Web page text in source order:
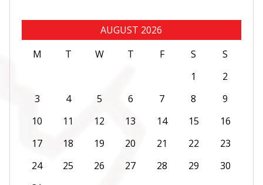
AUGUST 2026
M
T W T F S
S
1
2
3
4 5 6 7 8
9
10
11 12 13 14 15
16
17
18 19 20 21 22
23
24
25 26 27 28 29
30